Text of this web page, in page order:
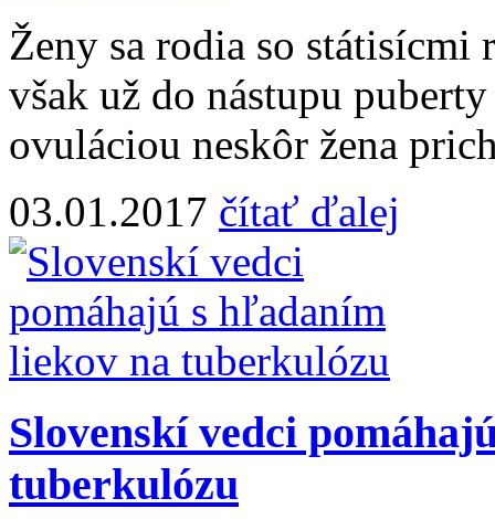
Ženy sa rodia so
však už do nástupu
ovuláciou neskôr žena
03.01.2017 čítať ďalej
Slovenskí vedci
tuberkulózu